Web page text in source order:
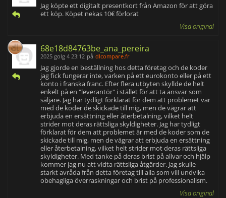
Jag köpte ett digitalt presentkort från Amazon för att göra
ett köp. Köpet nekas 10€ förlorat
Visa original
68e18d84763be_ana_pereira
2025 golg 4 23:12 på dlcompare.fr
Jag gjorde en beställning hos detta företag och de koder
jag fick fungerar inte, varken på ett eurokonto eller på ett
konto i franska franc. Efter flera utbyten skyllde de helt
enkelt på en "leverantör" i stället för att ta ansvar som
säljare. Jag har tydligt förklarat för dem att problemet var
med de koder de skickade till mig, men de vägrar att
erbjuda en ersättning eller återbetalning, vilket helt
strider mot deras rättsliga skyldigheter. Jag har tydligt
förklarat för dem att problemet är med de koder som de
skickade till mig, men de vägrar att erbjuda en ersättning
eller återbetalning, vilket helt strider mot deras rättsliga
skyldigheter. Med tanke på deras brist på allvar och hjälp
kommer jag nu att vidta rättsliga åtgärder. Jag skulle
starkt avråda från detta företag till alla som vill undvika
obehagliga överraskningar och brist på professionalism.
Visa original